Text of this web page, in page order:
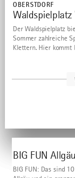
OBERSTDORF
15
Der Waldspielplatz
Sommer zahlreiche
Klettern. Hier kommt
BIG FUN Allgäu
BIG FUN: Das sind